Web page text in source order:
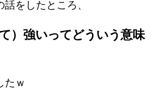
をしたところ、
）強いってどういう意味
たｗ